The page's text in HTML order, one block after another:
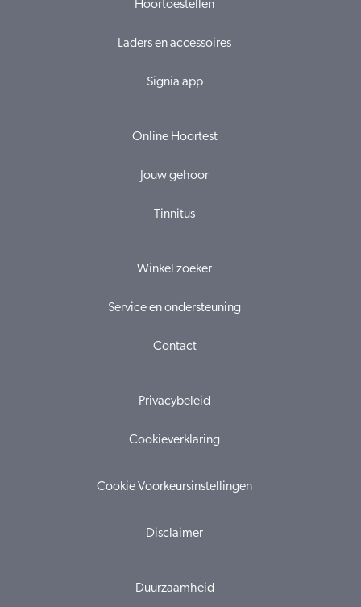
Hoortoestellen
Laders en accessoires
Signia app
Online Hoortest
Jouw gehoor
Tinnitus
Winkel zoeker
Service en ondersteuning
Contact
Privacybeleid
Cookieverklaring
Cookie Voorkeursinstellingen
Disclaimer
Duurzaamheid